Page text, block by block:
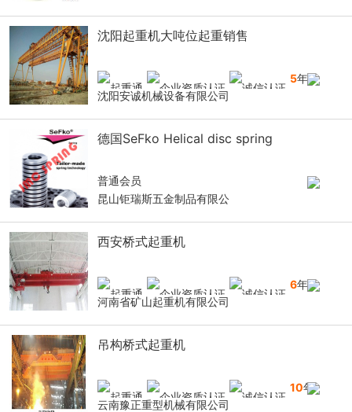
沈阳起重机大吨位起重销售
5年
沈阳安诚机械设备有限公司
德国SeFko Helical disc spring
普通会员
昆山钜瑞斯五金制品有限公
西安桥式起重机
6年
河南省矿山起重机有限公司
吊构桥式起重机
10年
云南豫正重型机械有限公司